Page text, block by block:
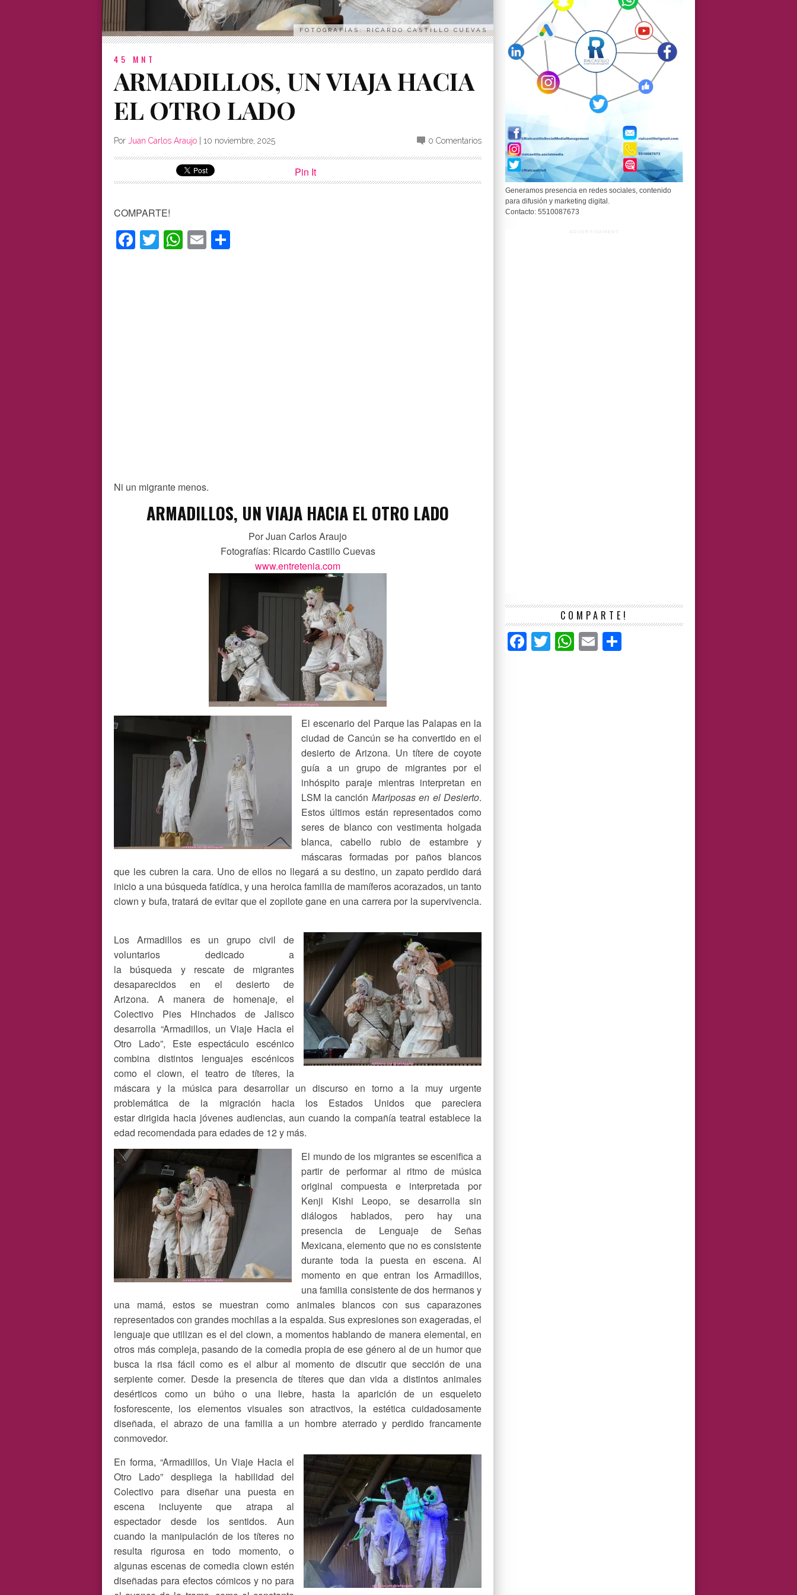
FOTOGRAFÍAS: RICARDO CASTILLO CUEVAS
45 MNT
ARMADILLOS, UN VIAJA HACIA
EL OTRO LADO
Por Juan Carlos Araujo 10 noviembre, 2025 0 Comentarios
Pin It
COMPARTE!
Facebook
Twitter
WhatsApp
Email
Ni un migrante menos.
ARMADILLOS, UN VIAJA HACIA EL OTRO LADO
Por Juan Carlos Araujo
Fotografías: Ricardo Castillo Cuevas
www.entretenia.com
El escenario del Parque las Palapas en la
ciudad de Cancún se ha convertido en el
desierto de Arizona. Un títere de coyote
guía a un grupo de migrantes por el
inhóspito paraje mientras interpretan en
LSM la canción Mariposas en el Desierto.
Estos últimos están representados como
seres de blanco con vestimenta holgada
blanca, cabello rubio de estambre y
máscaras formadas por paños blancos
que les cubren la cara. Uno de ellos no llegará a su destino, un zapato perdido dará
inicio a una búsqueda fatídica, y una heroica familia de mamíferos acorazados, un tanto
clown y bufa, tratará de evitar que el zopilote gane en una carrera por la supervivencia.
Los Armadillos es un grupo civil de
voluntarios dedicado a
la búsqueda y rescate de migrantes
desaparecidos en el desierto de
Arizona. A manera de homenaje, el
Colectivo Pies Hinchados de Jalisco
desarrolla “Armadillos, un Viaje Hacia el
Otro Lado”, Este espectáculo escénico
combina distintos lenguajes escénicos
como el clown, el teatro de títeres, la
máscara y la música para desarrollar un discurso en torno a la muy urgente
problemática de la migración hacia los Estados Unidos que pareciera
estar dirigida hacia jóvenes audiencias, aun cuando la compañía teatral establece la
edad recomendada para edades de 12 y más.
El mundo de los migrantes se escenifica a
partir de performar al ritmo de música
original compuesta e interpretada por
Kenji Kishi Leopo, se desarrolla sin
diálogos hablados, pero hay una
presencia de Lenguaje de Señas
Mexicana, elemento que no es consistente
durante toda la puesta en escena. Al
momento en que entran los Armadillos,
una familia consistente de dos hermanos y
una mamá, estos se muestran como animales blancos con sus caparazones
representados con grandes mochilas a la espalda. Sus expresiones son exageradas, el
lenguaje que utilizan es el del clown, a momentos hablando de manera elemental, en
otros más compleja, pasando de la comedia propia de ese género al de un humor que
busca la risa fácil como es el albur al momento de discutir que sección de una
serpiente comer. Desde la presencia de títeres que dan vida a distintos animales
desérticos como un búho o una liebre, hasta la aparición de un esqueleto
fosforescente, los elementos visuales son atractivos, la estética cuidadosamente
diseñada, el abrazo de una familia a un hombre aterrado y perdido francamente
conmovedor.
En forma, “Armadillos, Un Viaje Hacia el
Otro Lado” despliega la habilidad del
Colectivo para diseñar una puesta en
escena incluyente que atrapa al
espectador desde los sentidos. Aun
cuando la manipulación de los títeres no
resulta rigurosa en todo momento, o
algunas escenas de comedia clown estén
diseñadas para efectos cómicos y no para
Generamos presencia en redes sociales, contenido
para difusión y marketing digital.
Contacto: 5510087673
ADVERTISEMENT
COMPARTE!
Facebook
TwitterWhatsApp
Email